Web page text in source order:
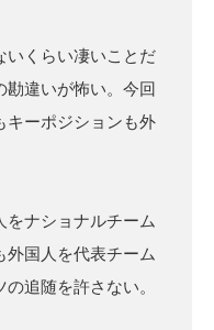
いくらい凄いことだ
勘違いが怖い。今回
キーポジションも外
をナショナルチーム
外国人を代表チーム
追随を許さない。